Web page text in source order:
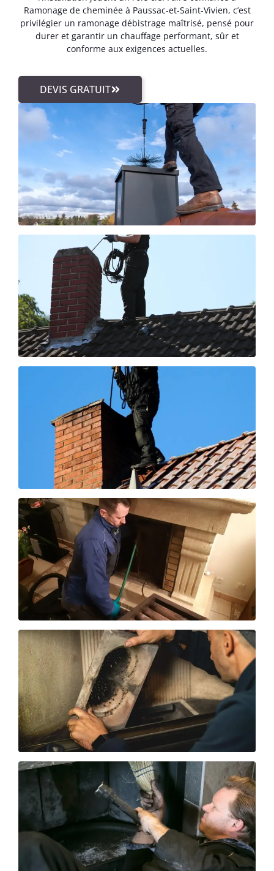
Ramonage de cheminée à Paussac-et-Saint-Vivien, c’est
privilégier un ramonage débistrage maîtrisé, pensé pour
durer et garantir un chauffage performant, sûr et
conforme aux exigences actuelles.
DEVIS GRATUIT